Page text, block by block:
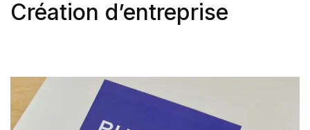
Création d’entreprise